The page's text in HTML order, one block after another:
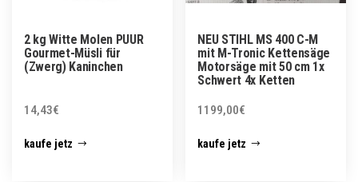
2 kg Witte Molen PUUR
Gourmet-Müsli für
(Zwerg) Kaninchen
14,43€
kaufe jetz
NEU STIHL MS 400 C-M
mit M-Tronic Kettensäge
Motorsäge mit 50 cm 1x
Schwert 4x Ketten
1199,00€
kaufe jetz